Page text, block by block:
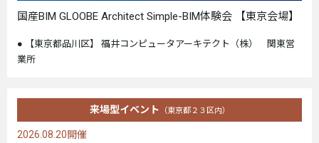
国産BIM GLOOBE Architect Simple-BIM体験会 【東京会場】
【東京都品川区】 福井コンピュータアーキテクト（株） 関東営
業所
来場型イベント （東京都２３区内）
2026.08.20開催